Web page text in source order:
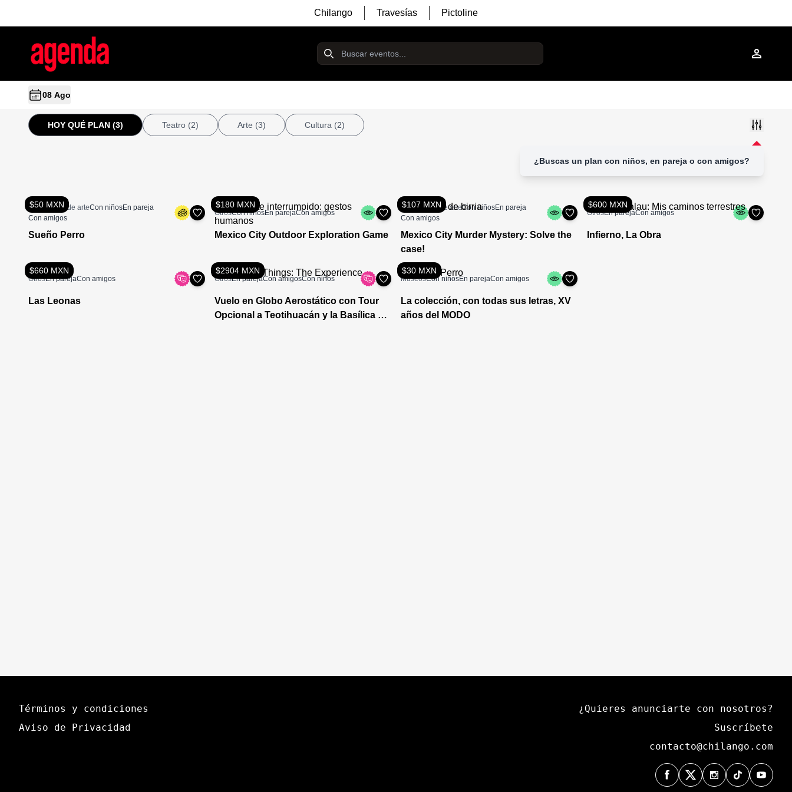
Chilango Travesías Pictoline
08 Ago
HOY QUÉ PLAN (3) Teatro (2) Arte (3) Cultura (2)
¿Buscas un plan con niños, en pareja o con amigos?
$50 MXN
Actividades de arteCon niñosEn pareja
Con amigos
Sueño Perro
$180 MXN
OtrosCon niñosEn parejaCon amigos
Mexico City Outdoor Exploration Game
$107 MXN
Actividades de arteCon niñosEn pareja
Con amigos
Mexico City Murder Mystery: Solve the
case!
$600 MXN
OtrosEn parejaCon amigos
Infierno, La Obra
$660 MXN
OtrosEn parejaCon amigos
Las Leonas
$2904 MXN
OtrosEn parejaCon amigosCon niños
Vuelo en Globo Aerostático con Tour
Opcional a Teotihuacán y la Basílica de
$30 MXN
MuseosCon niñosEn parejaCon amigos
La colección, con todas sus letras, XV
años del MODO
Términos y condiciones
Aviso de Privacidad
¿Quieres anunciarte con nosotros?
Suscríbete
contacto@chilango.com